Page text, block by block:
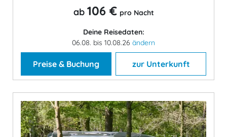
ab 106 € pro Nacht
Deine Reisedaten:
06.08. bis 10.08.26 ändern
Preise & Buchung zur Unterkunft